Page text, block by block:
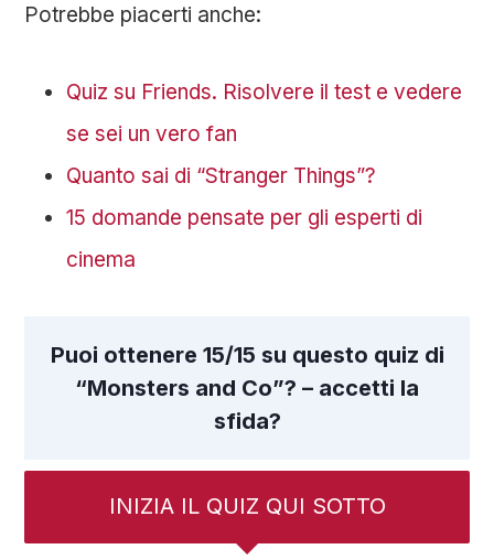
Potrebbe piacerti anche:
Quiz su Friends. Risolvere il test e vedere
se sei un vero fan
Quanto sai di “Stranger Things”?
15 domande pensate per gli esperti di
cinema
Puoi ottenere 15/15 su questo quiz di
“Monsters and Co”? – accetti la
sfida?
INIZIA IL QUIZ QUI SOTTO